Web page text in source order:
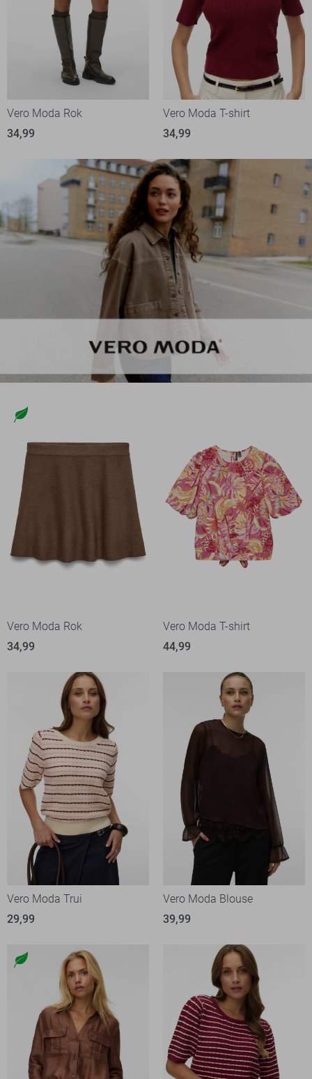
Vero Moda Rok
34,99
Vero Moda T-shirt
34,99
Vero Moda Rok
34,99
Vero Moda T-shirt
44,99
Vero Moda Trui
29,99
Vero Moda Blouse
39,99